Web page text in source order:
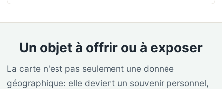
Un objet à offrir ou à exposer
La carte n'est pas seulement une donnée
géographique: elle devient un souvenir personnel,